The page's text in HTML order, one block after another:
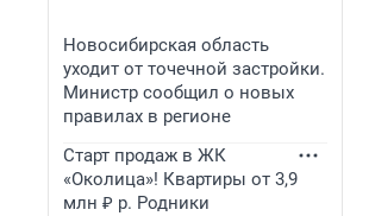
Новосибирская область
уходит от точечной застройки.
Министр сообщил о новых
правилах в регионе
Старт продаж в ЖК
«Околица»! Квартиры от 3,9
млн ₽ р. Родники